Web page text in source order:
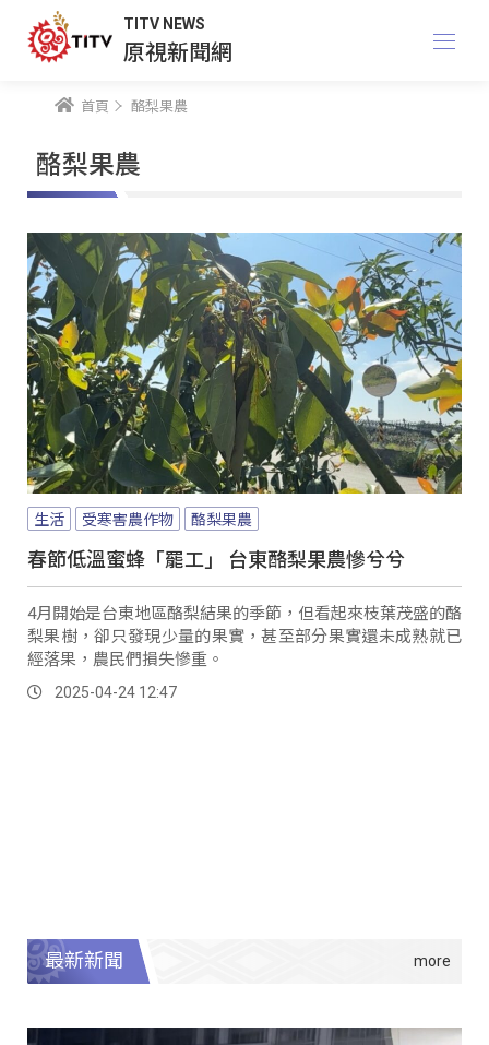
TITV NEWS
原視新聞網
首頁 酪梨果農
酪梨果農
生活 受寒害農作物 酪梨果農
春節低溫蜜蜂「罷工」 台東酪梨果農慘兮兮
4月開始是台東地區酪梨結果的季節，但看起來枝葉茂盛的酪
梨果樹，卻只發現少量的果實，甚至部分果實還未成熟就已
經落果，農民們損失慘重。
2025-04-24 12:47
最新新聞